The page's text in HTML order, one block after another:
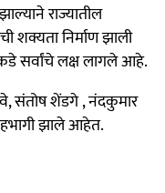
राज्यातील
शक्यता निर्माण झाली
सर्वांचे लक्ष लागले आहे.
संतोष शेंडगे , नंदकुमार
झाले आहेत.